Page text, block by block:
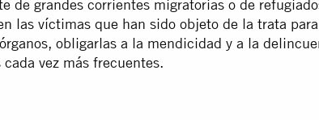
de grandes corrientes migratorias o de
las víctimas que han sido objeto de la trata
obligarlas a la mendicidad y a la
vez más frecuentes.